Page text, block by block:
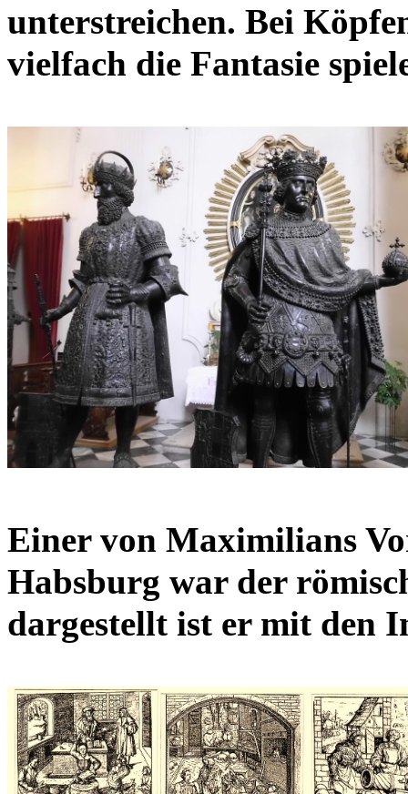
unterstreichen. Bei
vielfach die Fantasie
Einer von Maximilians
Habsburg war der
dargestellt ist er mit den